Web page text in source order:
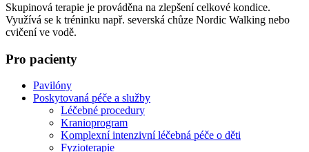
Skupinová terapie je prováděna na zlepšení celkové kondice.
Využívá se k tréninku např. severská chůze Nordic Walking nebo
cvičení ve vodě.
Pro pacienty
Pavilóny
Poskytovaná péče a služby
Léčebné procedury
Kranioprogram
Komplexní intenzivní léčebná péče o děti
Fyzioterapie